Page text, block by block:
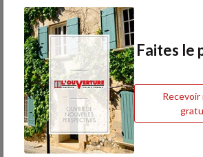
Installer des volets persiennés à Cannes et
solution idéale pour allier esthétique,
ventilation naturelle. Adaptés aux régions
permettent de préserver la fraîcheur
circulation de l’air, réduisant ainsi les besoins
volets persiennes niçoispeuvent
permettant une meilleure gestion de l'entrée
pour diminuer les besoins en éclairage
Faites le
Recevoir